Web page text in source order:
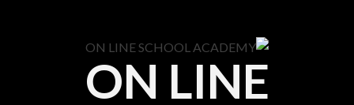
ON LINE